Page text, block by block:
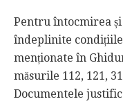
Pentru întocmirea
îndeplinite
menționate în
măsurile 112, 121,
Documentele